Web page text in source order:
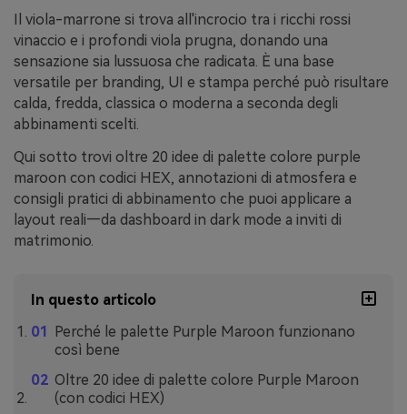
Il viola-marrone si trova all'incrocio tra i ricchi rossi
vinaccio e i profondi viola prugna, donando una
sensazione sia lussuosa che radicata. È una base
versatile per branding, UI e stampa perché può risultare
calda, fredda, classica o moderna a seconda degli
abbinamenti scelti.
Qui sotto trovi oltre 20 idee di palette colore purple
maroon con codici HEX, annotazioni di atmosfera e
consigli pratici di abbinamento che puoi applicare a
layout reali—da dashboard in dark mode a inviti di
matrimonio.
In questo articolo
Perché le palette Purple Maroon funzionano
così bene
Oltre 20 idee di palette colore Purple Maroon
(con codici HEX)